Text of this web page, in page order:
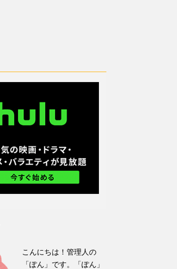
こんにちは！管理人の
「ぽん」です。「ぽん」